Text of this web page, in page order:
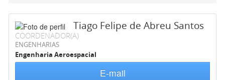
Tiago Felipe de Abreu Santos
COORDENADOR(A)
ENGENHARIAS
Engenharia Aeroespacial
E-mail